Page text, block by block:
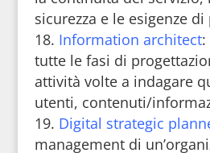
sicurezza e le esigenze
Information architect:
tutte le fasi di
attività volte a indagare
utenti, contenuti/
Digital strategic
management di